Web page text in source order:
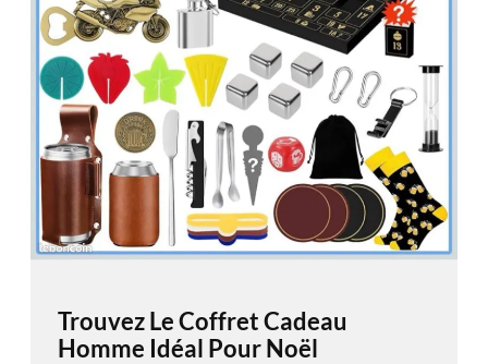
Trouvez Le Coffret Cadeau
Homme Idéal Pour Noël